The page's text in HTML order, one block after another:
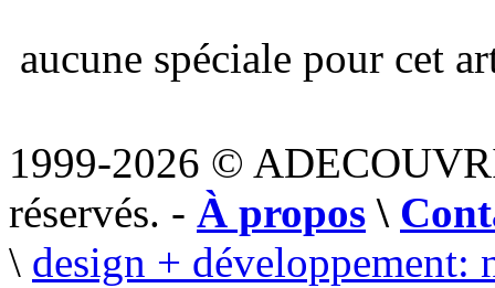
aucune spéciale pour cet
1999-2026 ©
réservés. - À propos \
\ design + développement: